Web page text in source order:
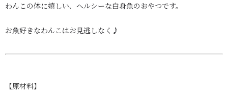
わんこの体に嬉しい、ヘルシーな白身魚のおやつです。
お魚好きなわんこはお見逃しなく♪
【原材料】